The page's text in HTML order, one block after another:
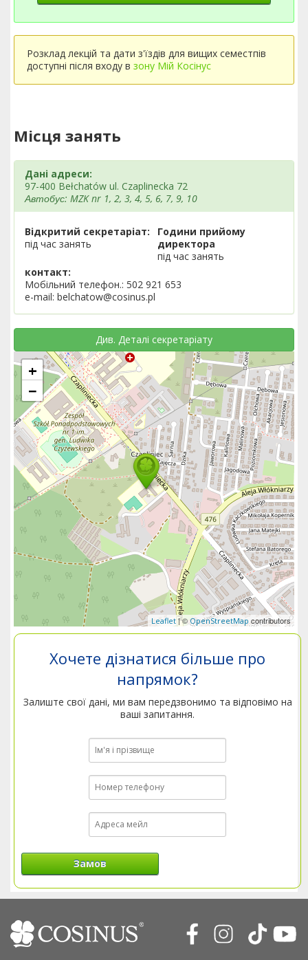
Розклад лекцій та дати з'їздів для вищих семестпів
доступні після входу в зону Мій Косінус
Місця занять
Дані адреси:
97-400 Bełchatów ul. Czaplinecka 72
Автобус: MZK nr 1, 2, 3, 4, 5, 6, 7, 9, 10
Відкритий секретаріат:
під час занять
Години прийому
директора
під час занять
контакт:
Мобільний телефон.: 502 921 653
e-mail: belchatow@cosinus.pl
Див. Деталі секретаріату
+
−
Leaflet| © OpenStreetMap contributors
Хочете дізнатися більше про
напрямок?
Залиште свої дані, ми вам передзвонимо та відповімо на
ваші запитання.
Замов